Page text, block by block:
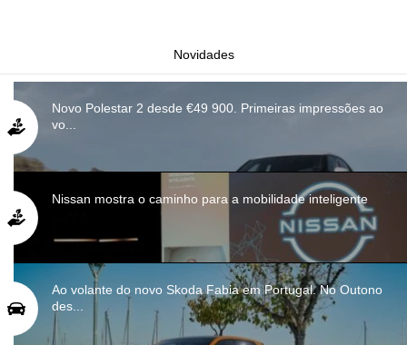
Novidades
Novo Polestar 2 desde €49 900. Primeiras impressões ao
vo...
Nissan mostra o caminho para a mobilidade inteligente
Ao volante do novo Skoda Fabia em Portugal. No Outono
des...